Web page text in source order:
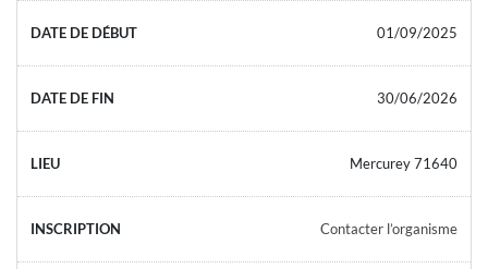
01/09/2025
30/06/2026
Mercurey 71640
Contacter l’organisme